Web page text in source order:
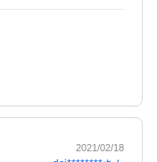
2021/02/18